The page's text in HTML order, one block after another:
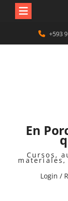
content
+593
En
Cursos,
materiales,
Login /